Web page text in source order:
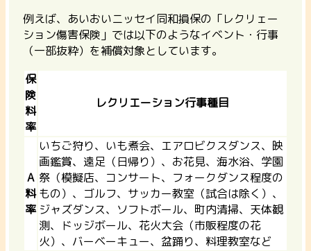
例えば、あいおいニッセイ同和損保の「レクリェー
ション傷害保険」では以下のようなイベント・行事
（一部抜粋）を補償対象としています。
保
険
料
率
レクリエーション行事種目
A
料
率
いちご狩り、いも煮会、エアロビクスダンス、映
画鑑賞、遠足（日帰り）、お花見、海水浴、学園
祭（模擬店、コンサート、フォークダンス程度の
もの）、ゴルフ、サッカー教室（試合は除く）、
ジャズダンス、ソフトボール、町内清掃、天体観
測、ドッジボール、花火大会（市販程度の花
火）、バーベーキュー、盆踊り、料理教室など